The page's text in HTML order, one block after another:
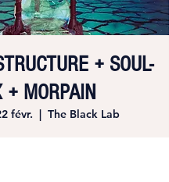
+ SOUL-
+ MORPAIN
févr.
  |
The Black Lab